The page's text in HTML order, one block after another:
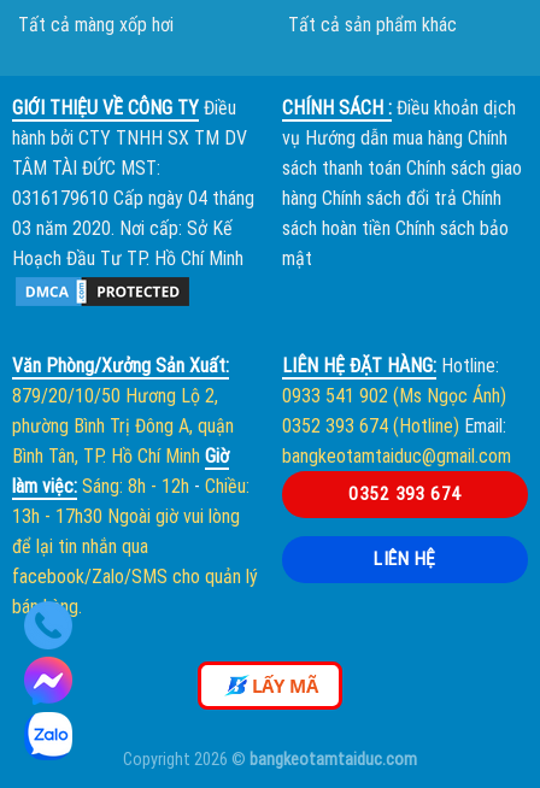
Tất cả màng xốp hơi Tất cả sản phẩm khác
GIỚI THIỆU VỀ CÔNG TYĐiều
hành bởi CTY TNHH SX TM DV
TÂM TÀI ĐỨC MST:
0316179610 Cấp ngày 04 tháng
03 năm 2020. Nơi cấp: Sở Kế
Hoạch Đầu Tư TP. Hồ Chí Minh
CHÍNH SÁCH : Điều khoản dịch
vụ Hướng dẫn mua hàng Chính
sách thanh toán Chính sách giao
hàng Chính sách đổi trả Chính
sách hoàn tiền Chính sách bảo
mật
Văn Phòng/Xưởng Sản Xuất:
879/20/10/50 Hương Lộ 2,
phường Bình Trị Đông A, quận
Bình Tân, TP. Hồ Chí Minh Giờ
làm việc: Sáng: 8h - 12h- Chiều:
13h - 17h30 Ngoài giờ vui lòng
để lại tin nhắn qua
facebook/Zalo/SMS cho quản lý
bán hàng.
LIÊN HỆ ĐẶT HÀNG:Hotline:
0933 541 902 (Ms Ngọc Ánh)
0352 393 674 (Hotline) Email:
bangkeotamtaiduc@gmail.com
0352 393 674
LIÊN HỆ
LẤY MÃ
Copyright 2026 © bangkeotamtaiduc.com